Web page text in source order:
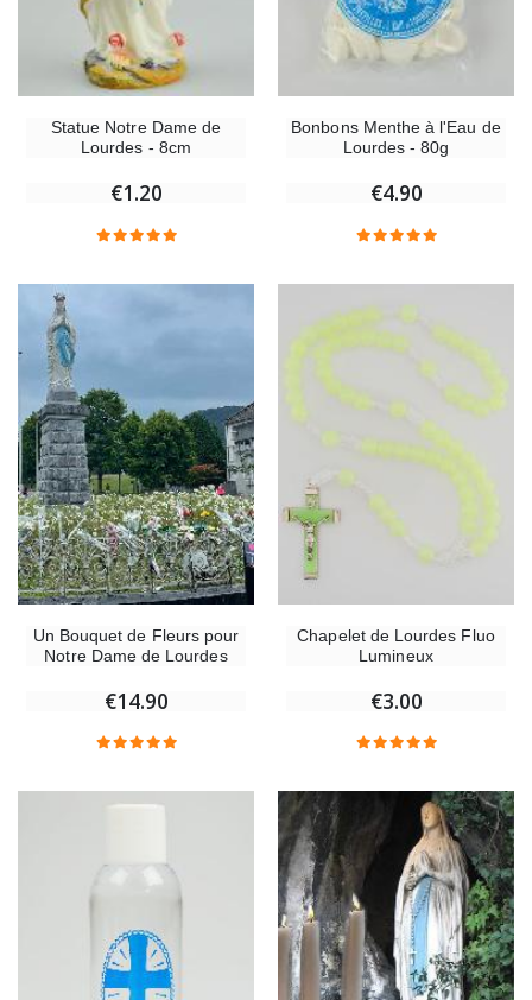
Statue Notre Dame de
Lourdes - 8cm
€1.20
Bonbons Menthe à l'Eau de
Lourdes - 80g
€4.90
Un Bouquet de Fleurs pour
Notre Dame de Lourdes
€14.90
Chapelet de Lourdes Fluo
Lumineux
€3.00